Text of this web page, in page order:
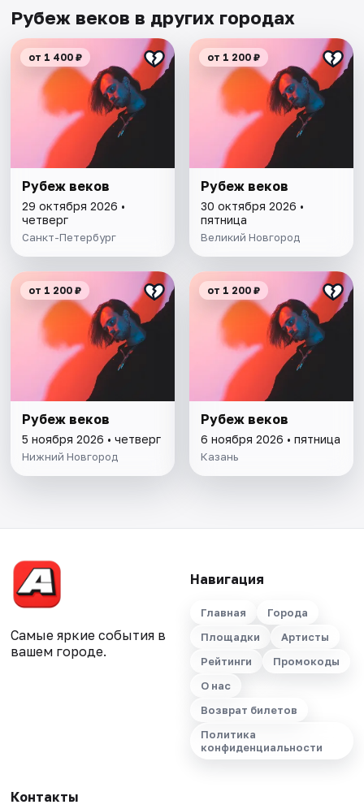
Рубеж веков в других городах
от 1 400 ₽
Рубеж веков
29 октября 2026 •
четверг
Санкт-Петербург
от 1 200 ₽
Рубеж веков
30 октября 2026 •
пятница
Великий Новгород
от 1 200 ₽
Рубеж веков
5 ноября 2026 • четверг
Нижний Новгород
от 1 200 ₽
Рубеж веков
6 ноября 2026 • пятница
Казань
Самые яркие события в
вашем городе.
Навигация
Главная
Города
Площадки
Артисты
Рейтинги
Промокоды
О нас
Возврат билетов
Политика
конфиденциальности
Контакты